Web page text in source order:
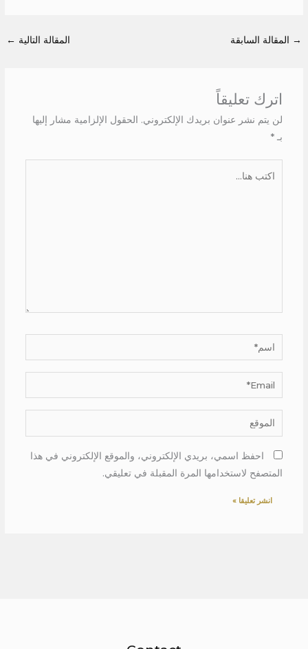
→ المقالة السابقة المقالة التالية ←
اترك تعليقاً
لن يتم نشر عنوان بريدك الإلكتروني. الحقول الإلزامية مشار إليها
بـ *
اسم*
Email*
الموقع
احفظ اسمي، بريدي الإلكتروني، والموقع الإلكتروني في هذا
المتصفح لاستخدامها المرة المقبلة في تعليقي.